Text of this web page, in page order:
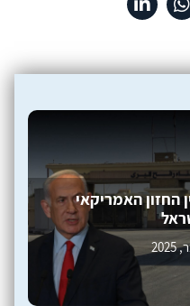
החזון האמריקאי